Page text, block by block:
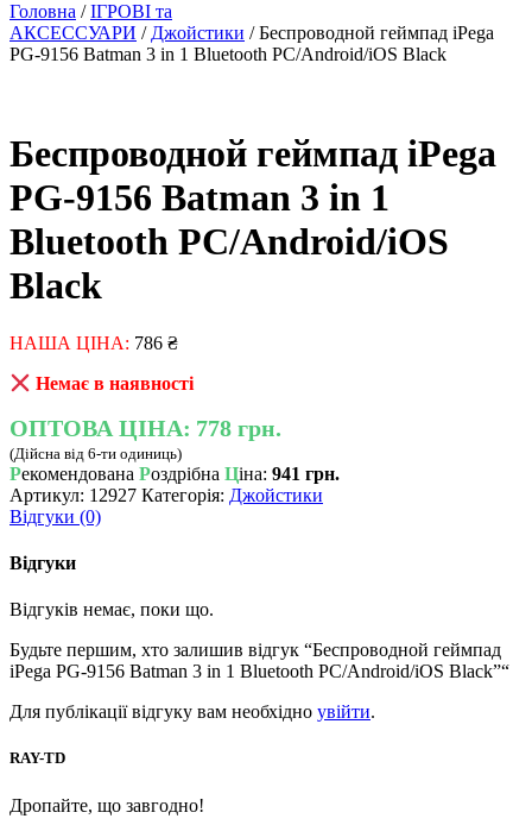
Головна /ІГРОВІ та
АКСЕССУАРИ / Джойстики / Беспроводной геймпад iPega
PG-9156 Batman 3 in 1 Bluetooth PC/Android/iOS Black
Беспроводной геймпад iPega
PG-9156 Batman 3 in 1
Bluetooth PC/Android/iOS
Black
НАША ЦІНА: 786 ₴
Немає в наявності
ОПТОВА ЦІНА: 778 грн.
(Дійсна від 6-ти одиниць)
Рекомендована Роздрібна Ціна: 941 грн.
Артикул: 12927 Категорія: Джойстики
Відгуки (0)
Відгуки
Відгуків немає, поки що.
Будьте першим, хто залишив відгук “Беспроводной геймпад
iPega PG-9156 Batman 3 in 1 Bluetooth PC/Android/iOS Black”“
Для публікації відгуку вам необхідно увійти.
RAY-TD
Дропайте, що завгодно!